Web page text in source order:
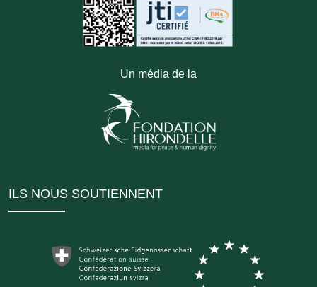
Un média de la
ILS NOUS SOUTIENNENT